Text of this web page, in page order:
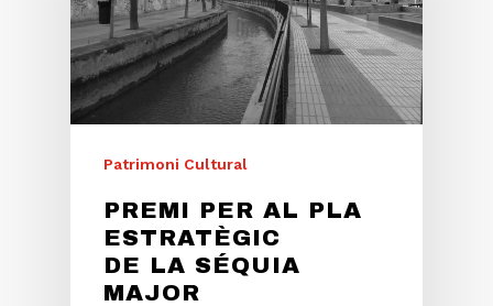
Patrimoni Cultural
PREMI PER AL PLA
ESTRATÈGIC
DE LA SÉQUIA
MAJOR